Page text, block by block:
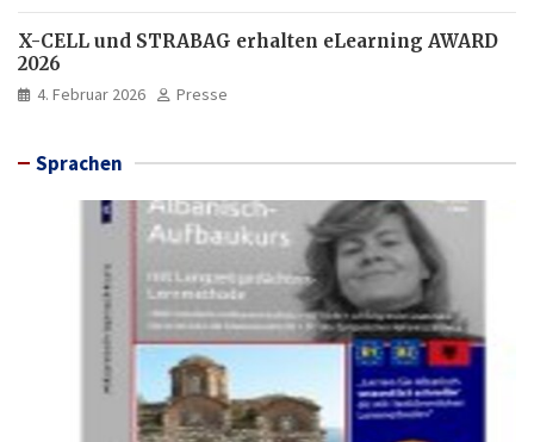
X-CELL und STRABAG erhalten eLearning AWARD
2026
4. Februar 2026 Presse
Sprachen